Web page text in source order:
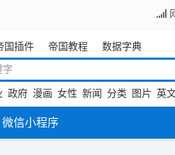
国插件 帝国教程 数据字典
政府 漫画 女性 新闻 分类 图片 英
微信小程序